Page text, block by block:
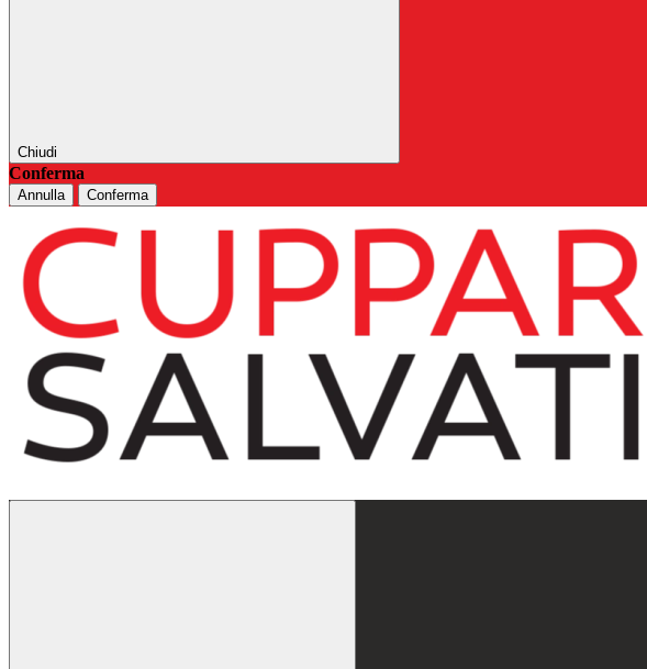
Chiudi
Conferma
Annulla Conferma